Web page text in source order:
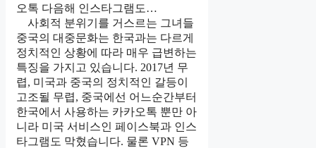
오톡 다음해 인스타그램도…
사회적 분위기를 거스르는 그녀들
중국의 대중문화는 한국과는 다르게
정치적인 상황에 따라 매우 급변하는
특징을 가지고 있습니다. 2017년 무
렵, 미국과 중국의 정치적인 갈등이
고조될 무렵, 중국에선 어느순간부터
한국에서 사용하는 카카오톡 뿐만 아
니라 미국 서비스인 페이스북과 인스
타그램도 막혔습니다. 물론 VPN 등